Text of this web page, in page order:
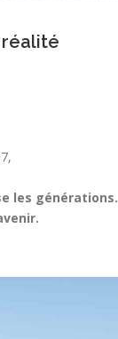
réalité
les générations.